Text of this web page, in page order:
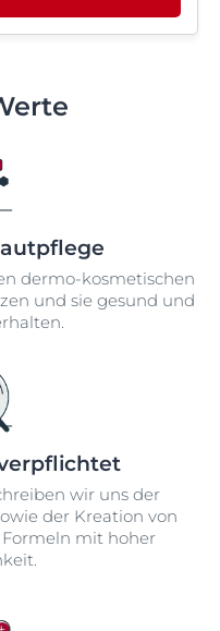
dermo-kosmetischen
und sie gesund und
wir uns der
der Kreation von
mit hoher